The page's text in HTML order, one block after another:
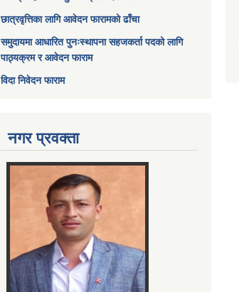
छात्रवृत्तिका लागि आवेदन फारामको ढाँचा
समुदायमा आधारित पुनःस्थापना सहजकर्ता पदको लागि
पाठ्यक्रम र आवेदन फाराम
विदा निवेदन फाराम
नगर प्रवक्ता